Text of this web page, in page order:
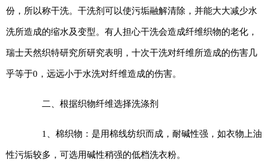
份，所以称干洗。干洗剂可以使污垢融解清除，并能大大减少水
洗所造成的缩水及变型。有人担心干洗会造成纤维织物的老化，
瑞士天然织特研究所研究表明，十次干洗对纤维所造成的伤害几
乎等于0，远远小于水洗对纤维造成的伤害。
二、根据织物纤维选择洗涤剂
1、棉织物：是用棉线纺织而成，耐碱性强，如衣物上油
性污垢较多，可选用碱性稍强的低档洗衣粉。